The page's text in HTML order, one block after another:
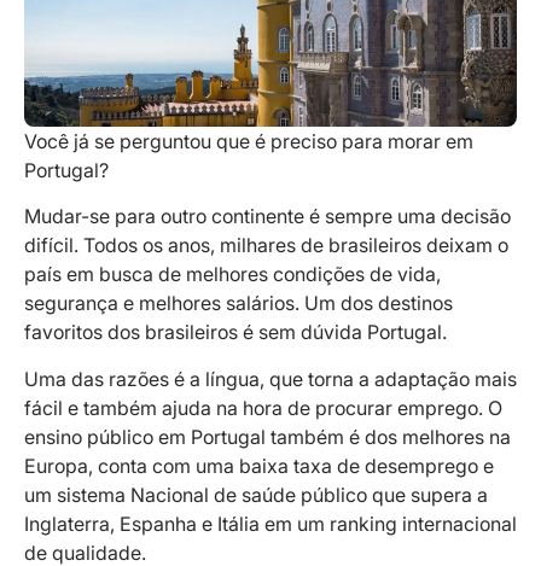
Você já se perguntou que é preciso para morar em
Portugal?
Mudar-se para outro continente é sempre uma decisão
difícil. Todos os anos, milhares de brasileiros deixam o
país em busca de melhores condições de vida,
segurança e melhores salários. Um dos destinos
favoritos dos brasileiros é sem dúvida Portugal.
Uma das razões é a língua, que torna a adaptação mais
fácil e também ajuda na hora de procurar emprego. O
ensino público em Portugal também é dos melhores na
Europa, conta com uma baixa taxa de desemprego e
um sistema Nacional de saúde público que supera a
Inglaterra, Espanha e Itália em um ranking internacional
de qualidade.